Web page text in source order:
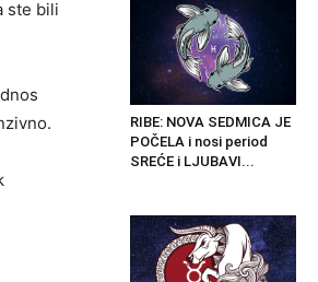
ste bili
RIBE: NOVA SEDMICA JE
POČELA i nosi period
SREĆE i LJUBAVI...